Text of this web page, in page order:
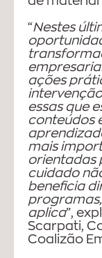
“Nestes
ações
essas que
conteúdos
mais
orientadas
cuidado
beneficia
aplica”,
Scarpati,
Coalizão